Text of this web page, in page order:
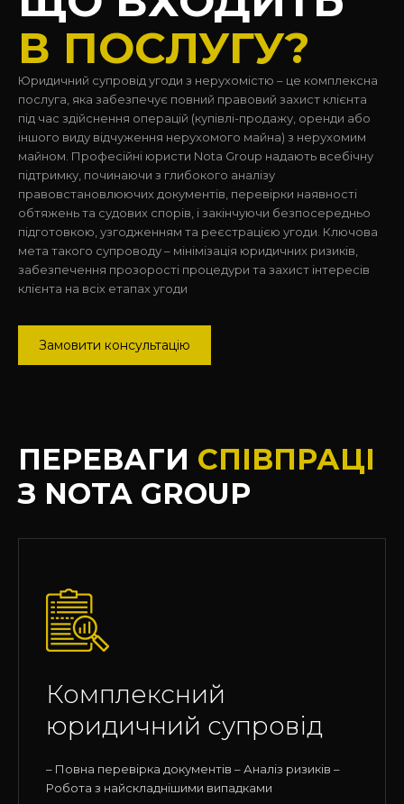
В ПОСЛУГУ?
Юридичний супровід угоди з нерухомістю – це комплексна
послуга, яка забезпечує повний правовий захист клієнта
під час здійснення операцій (купівлі-продажу, оренди або
іншого виду відчуження нерухомого майна) з нерухомим
майном. Професійні юристи Nota Group надають всебічну
підтримку, починаючи з глибокого аналізу
правовстановлюючих документів, перевірки наявності
обтяжень та судових спорів, і закінчуючи безпосередньо
підготовкою, узгодженням та реєстрацією угоди. Ключова
мета такого супроводу – мінімізація юридичних ризиків,
забезпечення прозорості процедури та захист інтересів
клієнта на всіх етапах угоди
Замовити консультацію
ПЕРЕВАГИ СПІВПРАЦІ
З NOTA GROUP
Комплексний
юридичний супровід
– Повна перевірка документів – Аналіз ризиків –
Робота з найскладнішими випадками